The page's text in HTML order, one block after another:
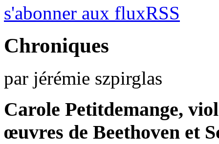
s'abonner aux fluxRSS
Chroniques
par jérémie szpirglas
Carole Petitdemange,
œuvres de Beethoven et